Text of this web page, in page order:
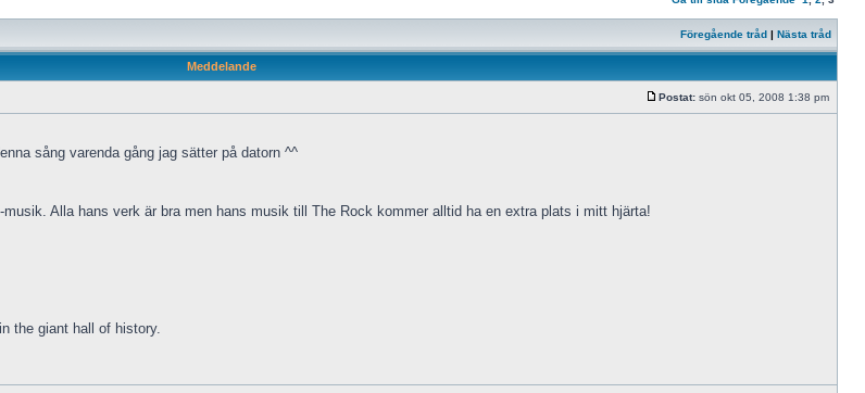
Föregående tråd | Nästa tråd
Meddelande
Postat: sön okt 05, 2008 1:38 pm
sång varenda gång jag sätter på datorn ^^
Alla hans verk är bra men hans musik till The Rock kommer alltid ha en extra plats i mitt hjärta!
the giant hall of history.